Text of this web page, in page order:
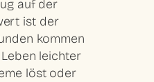
auf der
ist der
kommen
Leben leichter
löst oder